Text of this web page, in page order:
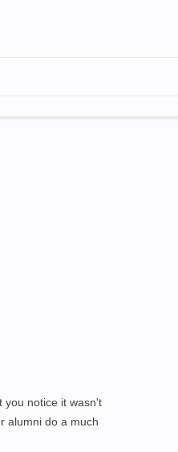
you notice it wasn't
alumni do a much